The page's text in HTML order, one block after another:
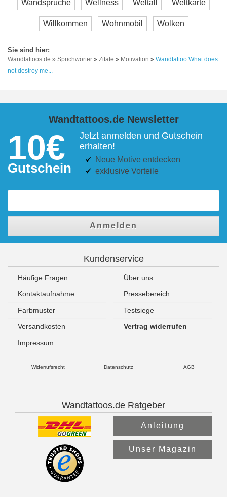
Wandsprüche Wellness Weltall Weltkarte
Willkommen Wohnmobil Wolken
Wandtattoos.de » Sprichwörter » Zitate » Motivation » Wandtattoo What does
not destroy me...
Wandtattoos.de Newsletter
10€
Gutschein
Jetzt anmelden und Gutschein
erhalten!
Neue Motive entdecken
exklusive Vorteile
Anmelden
Kundenservice
Häufige Fragen
Über uns
Kontaktaufnahme
Pressebereich
Farbmuster
Testsiege
Versandkosten
Vertrag widerrufen
Impressum
Widerrufsrecht Datenschutz AGB
Wandtattoos.de Ratgeber
Anleitung
Unser Magazin